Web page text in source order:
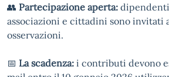
👥 Partecipazione aperta:
associazioni e cittadini sono invitati
osservazioni.
📅 La scadenza: i contributi devono